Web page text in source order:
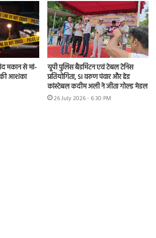
मकान से मां-
की आशंका
यूपी पुलिस बैडमिंटन एवं टेबल टेनिस
प्रतियोगिता, SI वरुण पंवार और हेड
कांस्टेबल कदीम अली ने जीता गोल्ड मेडल
26 July 2026 - 6:30 PM